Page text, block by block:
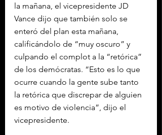
la mañana, el vicepresidente JD
Vance dijo que también solo se
enteró del plan esta mañana,
calificándolo de “muy oscuro” y
culpando el complot a la “retórica”
de los demócratas. “Esto es lo que
ocurre cuando la gente sube tanto
la retórica que discrepar de alguien
es motivo de violencia”, dijo el
vicepresidente.